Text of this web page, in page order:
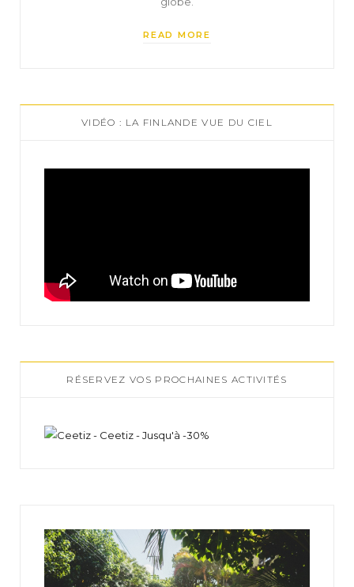
READ MORE
VIDÉO : LA FINLANDE VUE DU CIEL
RÉSERVEZ VOS PROCHAINES ACTIVITÉS